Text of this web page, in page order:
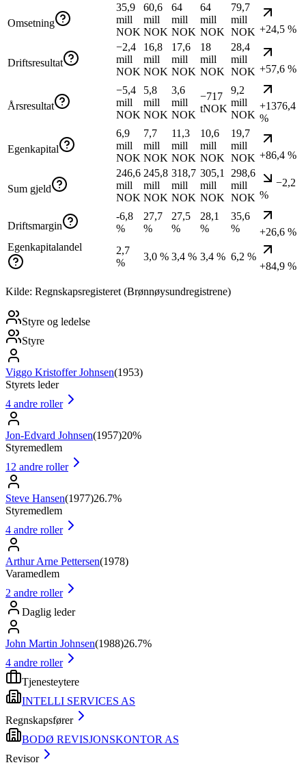
Omsetning
35,9
mill
NOK
60,6
mill
NOK
64
mill
NOK
64
mill
NOK
79,7
mill
NOK +24,5 %
Driftsresultat
−2,4
mill
NOK
16,8
mill
NOK
17,6
mill
NOK
18
mill
NOK
28,4
mill
NOK +57,6 %
Årsresultat
−5,4
mill
NOK
5,8
mill
NOK
3,6
mill
NOK
−717
tNOK
9,2
mill
NOK
+1376,4
%
Egenkapital
6,9
mill
NOK
7,7
mill
NOK
11,3
mill
NOK
10,6
mill
NOK
19,7
mill
NOK +86,4 %
Sum gjeld
246,6
mill
NOK
245,8
mill
NOK
318,7
mill
NOK
305,1
mill
NOK
298,6
mill
NOK
−2,2
%
Driftsmargin
-6,8
%
27,7
%
27,5
%
28,1
%
35,6
%
+26,6 %
Egenkapitalandel
2,7
%
3,0 % 3,4 % 3,4 % 6,2 %
+84,9 %
Kilde: Regnskapsregisteret (Brønnøysundregistrene)
Styre og ledelse
Styre
Viggo Kristoffer Johnsen(1953)
Styrets leder
4 andre roller
Jon-Edvard Johnsen(1957)20%
Styremedlem
12 andre roller
Steve Hansen(1977)26.7%
Styremedlem
4 andre roller
Arthur Arne Pettersen(1978)
Varamedlem
2 andre roller
Daglig leder
John Martin Johnsen(1988)26.7%
4 andre roller
Tjenesteytere
INTELLI SERVICES AS
Regnskapsfører
BODØ REVISJONSKONTOR AS
Revisor